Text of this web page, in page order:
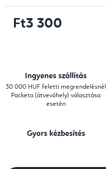
Ft3 300
Ingyenes szállítás
30 000 HUF feletti megrendelésnél
Packeta (átvevőhely) választása
esetén
Gyors kézbesítés